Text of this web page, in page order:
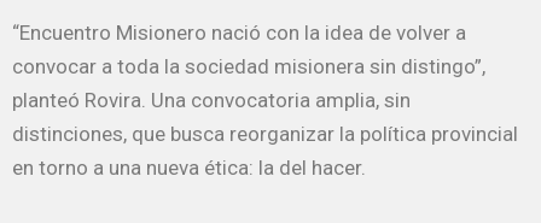
“Encuentro Misionero nació con la idea de volver a
convocar a toda la sociedad misionera sin distingo”,
planteó Rovira. Una convocatoria amplia, sin
distinciones, que busca reorganizar la política provincial
en torno a una nueva ética: la del hacer.